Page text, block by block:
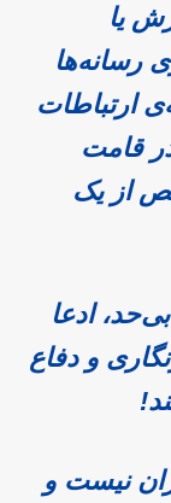
یا
رسانه‌ها
ارتباطات
قامت
از یک
ادعا
و دفاع
نیست و